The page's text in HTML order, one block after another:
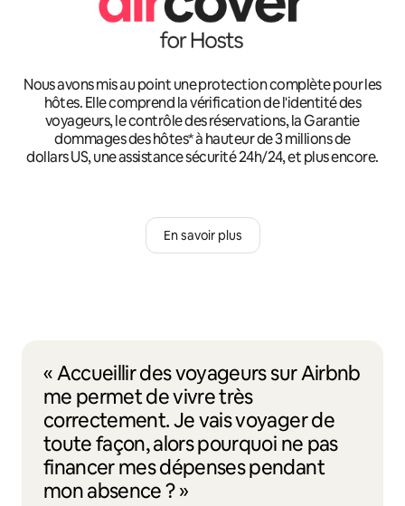
Nous avons mis au point une protection complète pour les
hôtes. Elle comprend la vérification de l'identité des
voyageurs, le contrôle des réservations, la Garantie
dommages des hôtes* à hauteur de 3 millions de
dollars US, une assistance sécurité 24h/24, et plus encore.
En savoir plus
« Accueillir des voyageurs sur Airbnb
me permet de vivre très
correctement. Je vais voyager de
toute façon, alors pourquoi ne pas
financer mes dépenses pendant
mon absence ? »